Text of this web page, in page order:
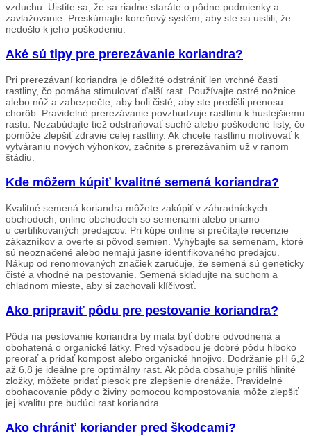
vzduchu. Uistite sa, že sa riadne staráte o pôdne podmienky a
zavlažovanie. Preskúmajte koreňový systém, aby ste sa uistili, že
nedošlo k jeho poškodeniu.
Aké sú tipy pre prerezávanie koriandra?
Pri prerezávaní koriandra je dôležité odstrániť len vrchné časti
rastliny, čo pomáha stimulovať ďalší rast. Používajte ostré nožnice
alebo nôž a zabezpečte, aby boli čisté, aby ste predišli prenosu
chorôb. Pravidelné prerezávanie povzbudzuje rastlinu k hustejšiemu
rastu. Nezabúdajte tiež odstraňovať suché alebo poškodené listy, čo
pomôže zlepšiť zdravie celej rastliny. Ak chcete rastlinu motivovať k
vytváraniu nových výhonkov, začnite s prerezávaním už v ranom
štádiu.
Kde môžem kúpiť kvalitné semená koriandra?
Kvalitné semená koriandra môžete zakúpiť v záhradníckych
obchodoch, online obchodoch so semenami alebo priamo
u certifikovaných predajcov. Pri kúpe online si prečítajte recenzie
zákazníkov a overte si pôvod semien. Vyhýbajte sa semenám, ktoré
sú neoznačené alebo nemajú jasne identifikovaného predajcu.
Nákup od renomovaných značiek zaručuje, že semená sú geneticky
čisté a vhodné na pestovanie. Semená skladujte na suchom a
chladnom mieste, aby si zachovali klíčivosť.
Ako pripraviť pôdu pre pestovanie koriandra?
Pôda na pestovanie koriandra by mala byť dobre odvodnená a
obohatená o organické látky. Pred výsadbou je dobré pôdu hlboko
preorať a pridať kompost alebo organické hnojivo. Dodržanie pH 6,2
až 6,8 je ideálne pre optimálny rast. Ak pôda obsahuje príliš hlinité
zložky, môžete pridať piesok pre zlepšenie drenáže. Pravidelné
obohacovanie pôdy o živiny pomocou kompostovania môže zlepšiť
jej kvalitu pre budúci rast koriandra.
Ako chrániť koriander pred škodcami?